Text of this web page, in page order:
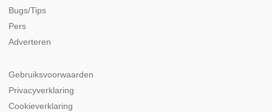
Bugs/Tips
Pers
Adverteren
Gebruiksvoorwaarden
Privacyverklaring
Cookieverklaring